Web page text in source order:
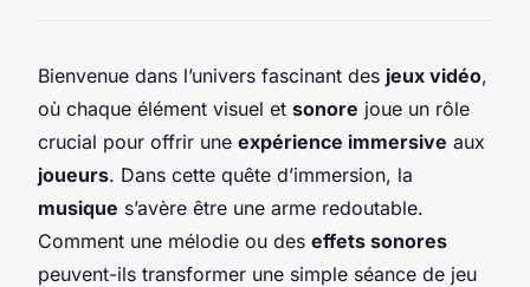
Bienvenue dans l’univers fascinant des jeux vidéo,
où chaque élément visuel et sonore joue un rôle
crucial pour offrir une expérience immersive aux
joueurs. Dans cette quête d’immersion, la
musique s’avère être une arme redoutable.
Comment une mélodie ou des effets sonores
peuvent-ils transformer une simple séance de jeu